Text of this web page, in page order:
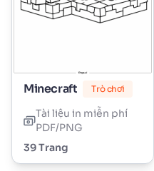
Minecraft Trò chơi
Tài liệu in miễn phí
PDF/PNG
39 Trang